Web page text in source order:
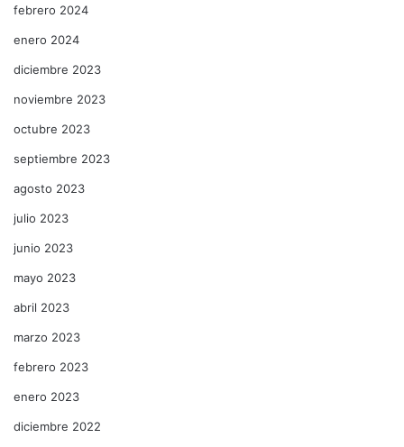
febrero 2024
enero 2024
diciembre 2023
noviembre 2023
octubre 2023
septiembre 2023
agosto 2023
julio 2023
junio 2023
mayo 2023
abril 2023
marzo 2023
febrero 2023
enero 2023
diciembre 2022